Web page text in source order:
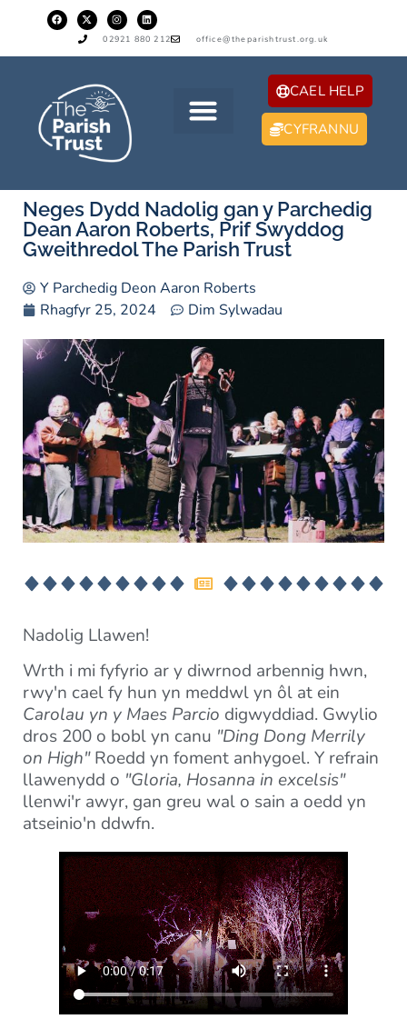
02921 880 212 office@theparishtrust.org.uk
CAEL HELP
CYFRANNU
Neges Dydd Nadolig gan y Parchedig
Dean Aaron Roberts, Prif Swyddog
Gweithredol The Parish Trust
Y Parchedig Deon Aaron Roberts
Rhagfyr 25, 2024
Dim Sylwadau
Nadolig Llawen!
Wrth i mi fyfyrio ar y diwrnod arbennig hwn,
rwy'n cael fy hun yn meddwl yn ôl at ein
Carolau yn y Maes Parcio digwyddiad. Gwylio
dros 200 o bobl yn canu "Ding Dong Merrily
on High"Roedd yn foment anhygoel. Y refrain
llawenydd o "Gloria, Hosanna in excelsis"
llenwi'r awyr, gan greu wal o sain a oedd yn
atseinio'n ddwfn.